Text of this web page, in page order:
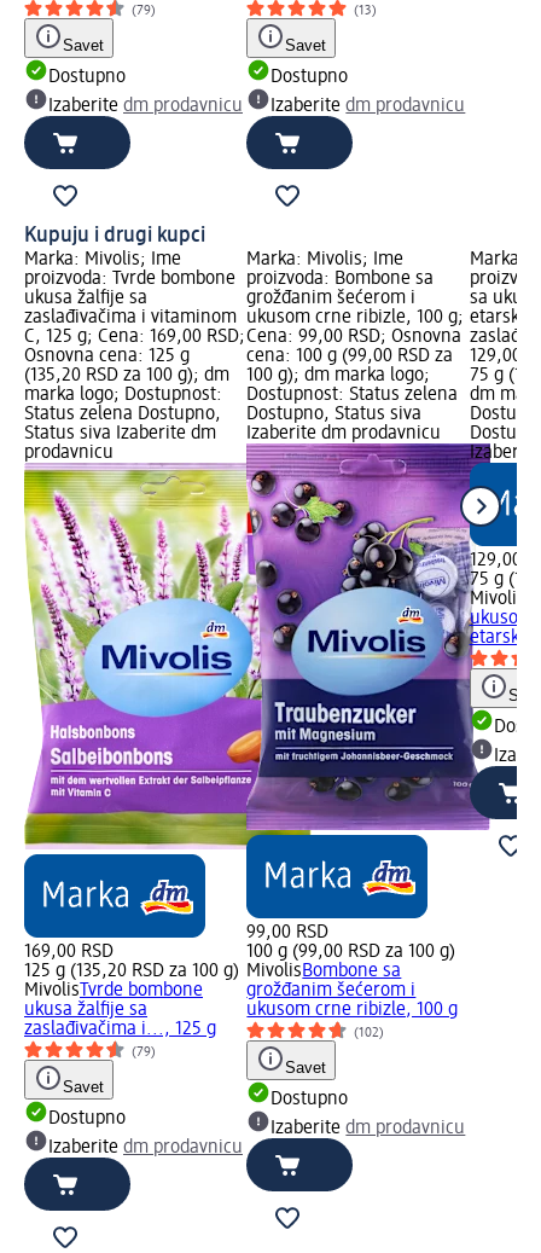
(79)
Savet
Dostupno
Izaberite dm prodavnicu
(13)
Savet
Dostupno
Izaberitedm prodavnicu
Kupuju i drugi kupci
Marka: Mivolis; Ime
proizvoda: Tvrde bombone
ukusa žalfije sa
zaslađivačima i vitaminom
C, 125 g; Cena: 169,00 RSD;
Osnovna cena: 125 g
(135,20 RSD za 100 g); dm
marka logo; Dostupnost:
Status zelena Dostupno,
Status siva Izaberite dm
prodavnicu
169,00 RSD
125 g (135,20 RSD za 100 g)
Mivolis Tvrde bombone
ukusa žalfije sa
zaslađivačima i..., 125 g
(79)
Savet
Dostupno
Izaberite dm prodavnicu
Marka: Mivolis; Ime
proizvoda: Bombone sa
grožđanim šećerom i
ukusom crne ribizle, 100 g;
Cena: 99,00 RSD; Osnovna
cena: 100 g (99,00 RSD za
100 g); dm marka logo;
Dostupnost: Status zelena
Dostupno, Status siva
Izaberite dm prodavnicu
99,00 RSD
100 g (99,00 RSD za 100 g)
MivolisBombone sa
grožđanim šećerom i
ukusom crne ribizle, 100 g
(102)
Savet
Dostupno
Izaberitedm prodavnicu
Marka:
sa
129,00
75 g
dm
129,00
75 g
Mivolis
ukusom